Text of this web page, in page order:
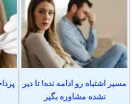
مسیر اشتباه رو ادامه نده! تا دیر
نشده مشاوره بگیر